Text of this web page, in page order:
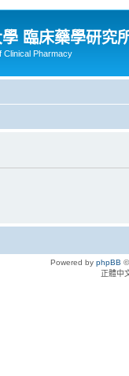
臨床藥學研究
Clinical Pharmacy
Powered by phpBB
正體中